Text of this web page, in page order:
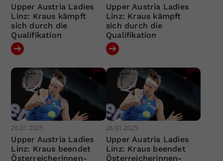
Upper Austria Ladies
Linz: Kraus kämpft
sich durch die
Qualifikation
Upper Austria Ladies
Linz: Kraus kämpft
sich durch die
Qualifikation
26.01.2025
Upper Austria Ladies
Linz: Kraus beendet
Österreicherinnen-
26.01.2025
Upper Austria Ladies
Linz: Kraus beendet
Österreicherinnen-